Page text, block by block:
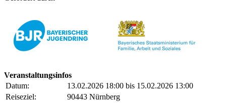
Veranstaltungsinfos
Datum:
13.02.2026 18:00 bis 15.02.2026 13:00
Reiseziel:
90443 Nürnberg